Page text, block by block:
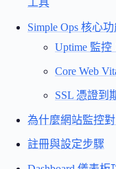
工具
Simple Ops 核心
Uptime 監
Core Web
SSL 憑證到
為什麼網站監控
註冊與設定步驟